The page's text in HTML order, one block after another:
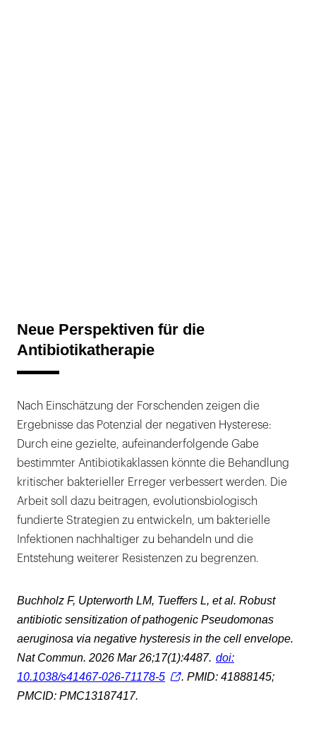
Neue Perspektiven für die
Antibiotikatherapie
Nach Einschätzung der Forschenden zeigen die
Ergebnisse das Potenzial der negativen Hysterese:
Durch eine gezielte, aufeinanderfolgende Gabe
bestimmter Antibiotikaklassen könnte die Behandlung
kritischer bakterieller Erreger verbessert werden. Die
Arbeit soll dazu beitragen, evolutionsbiologisch
fundierte Strategien zu entwickeln, um bakterielle
Infektionen nachhaltiger zu behandeln und die
Entstehung weiterer Resistenzen zu begrenzen.
Buchholz F, Upterworth LM, Tueffers L, et al. Robust
antibiotic sensitization of pathogenic Pseudomonas
aeruginosa via negative hysteresis in the cell envelope.
Nat Commun. 2026 Mar 26;17(1):4487. doi:
10.1038/s41467-026-71178-5
. PMID: 41888145;
PMCID: PMC13187417.